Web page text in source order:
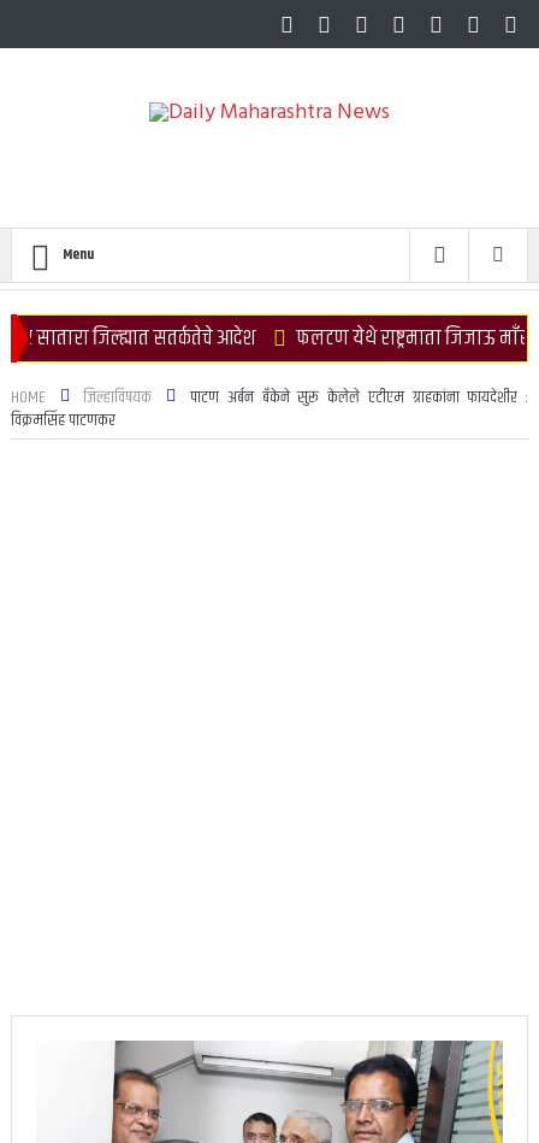
Menu
जिल्ह्यात सतर्कतेचे आदेश फलटण येथे राष्ट्रमाता जिजाऊ माँसाहेबांच्या
HOME जिल्हाविषयक
पाटण अर्बन बँकेने सुरू केलेले एटीएम ग्राहकांना फायदेशीर :
विक्रमसिंह पाटणकर